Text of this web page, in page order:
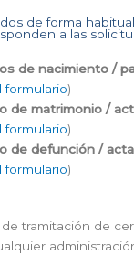
de forma
a las
de nacimiento /
formulario)
de matrimonio /
formulario)
de defunción /
formulario)
tramitación de